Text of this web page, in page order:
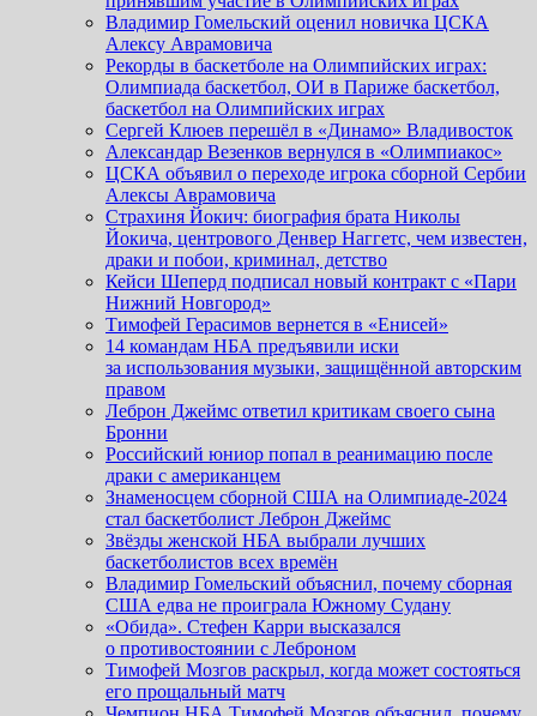
Владимир Гомельский оценил новичка ЦСКА
Алексу Аврамовича
Рекорды в баскетболе на Олимпийских играх:
Олимпиада баскетбол, ОИ в Париже баскетбол,
баскетбол на Олимпийских играх
Сергей Клюев перешёл в «Динамо» Владивосток
Александар Везенков вернулся в «Олимпиакос»
ЦСКА объявил о переходе игрока сборной Сербии
Алексы Аврамовича
Страхиня Йокич: биография брата Николы
Йокича, центрового Денвер Наггетс, чем известен,
драки и побои, криминал, детство
Кейси Шеперд подписал новый контракт с «Пари
Нижний Новгород»
Тимофей Герасимов вернется в «Енисей»
14 командам НБА предъявили иски
за использования музыки, защищённой авторским
правом
Леброн Джеймс ответил критикам своего сына
Бронни
Российский юниор попал в реанимацию после
драки с американцем
Знаменосцем сборной США на Олимпиаде-2024
стал баскетболист Леброн Джеймс
Звёзды женской НБА выбрали лучших
баскетболистов всех времён
Владимир Гомельский объяснил, почему сборная
США едва не проиграла Южному Судану
«Обида». Стефен Карри высказался
о противостоянии с Леброном
Тимофей Мозгов раскрыл, когда может состояться
его прощальный матч